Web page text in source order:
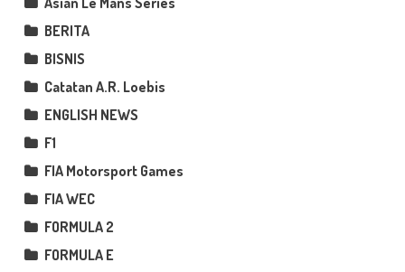
BERITA
BISNIS
Catatan A.R. Loebis
ENGLISH NEWS
F1
FIA Motorsport Games
FIA WEC
FORMULA 2
FORMULA E